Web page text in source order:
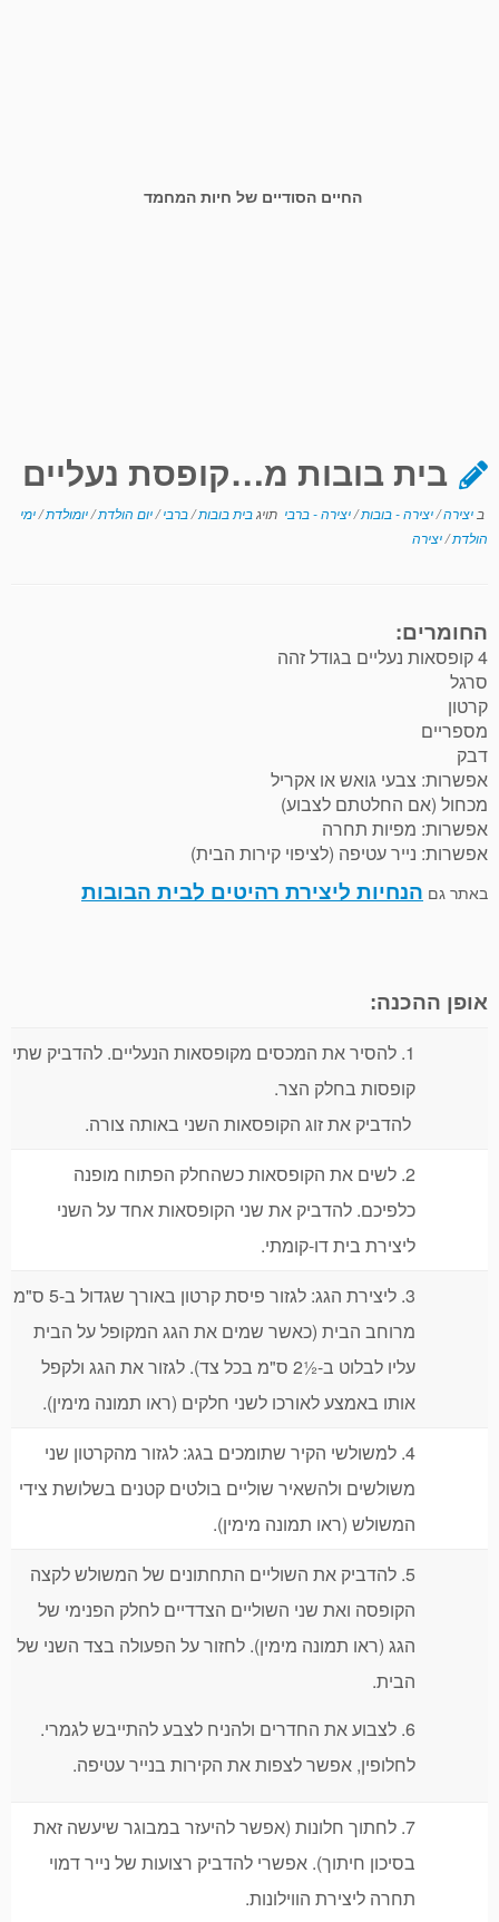
החיים הסודיים של חיות המחמד
בית בובות מ…קופסת נעליים
ב יצירה/יצירה - בובות/יצירה - ברבי תויגבית בובות/ברבי/יום הולדת/יומולדת/ימי
הולדת/יצירה
החומרים:
4 קופסאות נעליים בגודל זהה
סרגל
קרטון
מספריים
דבק
אפשרות: צבעי גואש או אקריל
מכחול (אם החלטתם לצבוע)
אפשרות: מפיות תחרה
אפשרות: נייר עטיפה (לציפוי קירות הבית)
באתר גם הנחיות ליצירת רהיטים לבית הבובות
אופן ההכנה:
1. להסיר את המכסים מקופסאות הנעליים. להדביק שתי
קופסות בחלק הצר.
להדביק את זוג הקופסאות השני באותה צורה.
2. לשים את הקופסאות כשהחלק הפתוח מופנה
כלפיכם. להדביק את שני הקופסאות אחד על השני
ליצירת בית דו-קומתי.
3. ליצירת הגג: לגזור פיסת קרטון באורך שגדול ב-5 ס"מ
מרוחב הבית (כאשר שמים את הגג המקופל על הבית
עליו לבלוט ב-½2 ס"מ בכל צד). לגזור את הגג ולקפל
אותו באמצע לאורכו לשני חלקים (ראו תמונה מימין).
4. למשולשי הקיר שתומכים בגג: לגזור מהקרטון שני
משולשים ולהשאיר שוליים בולטים קטנים בשלושת צידי
המשולש (ראו תמונה מימין).
5. להדביק את השוליים התחתונים של המשולש לקצה
הקופסה ואת שני השוליים הצדדיים לחלק הפנימי של
הגג (ראו תמונה מימין). לחזור על הפעולה בצד השני של
הבית.
6. לצבוע את החדרים ולהניח לצבע להתייבש לגמרי.
לחלופין, אפשר לצפות את הקירות בנייר עטיפה.
7. לחתוך חלונות (אפשר להיעזר במבוגר שיעשה זאת
בסיכון חיתוך). אפשרי להדביק רצועות של נייר דמוי
תחרה ליצירת הווילונות.